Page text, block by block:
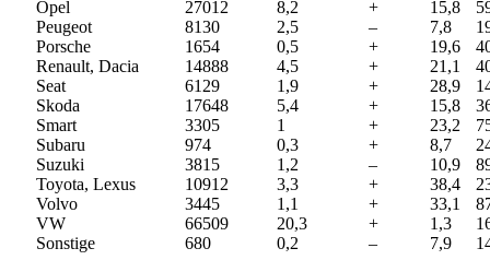
Opel
27012 8,2 + 15,8
Peugeot
8130 2,5 – 7,8
Porsche
1654 0,5 + 19,6
Renault, Dacia
14888 4,5 + 21,1
Seat
6129 1,9 + 28,9
Skoda
17648 5,4 + 15,8
Smart
3305 1 + 23,2
Subaru
974 0,3 + 8,7
Suzuki
3815 1,2 – 10,9
Toyota, Lexus
10912 3,3 + 38,4
Volvo
3445 1,1 + 33,1
VW
66509 20,3 + 1,3
Sonstige
680 0,2 – 7,9